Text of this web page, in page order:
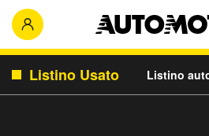
Listino Usato Listino